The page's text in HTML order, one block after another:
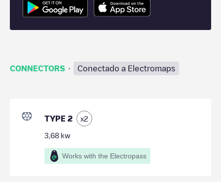
CONNECTORS · Conectado a Electromaps
TYPE 2 x2
3,68 kw
Works with the Electropass